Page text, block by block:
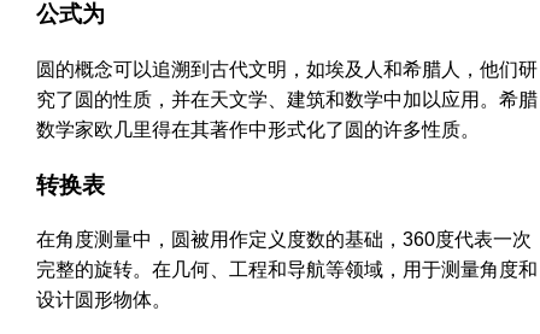
公式为
圆的概念可以追溯到古代文明，如埃及人和希腊人，他们研
究了圆的性质，并在天文学、建筑和数学中加以应用。希腊
数学家欧几里得在其著作中形式化了圆的许多性质。
转换表
在角度测量中，圆被用作定义度数的基础，360度代表一次
完整的旋转。在几何、工程和导航等领域，用于测量角度和
设计圆形物体。